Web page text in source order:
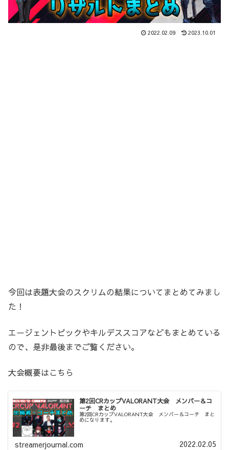
2022.02.09 2023.10.01
今回は表題大会のスクリムの結果についてまとめてみまし
た！
エージェントピックやキルデススコアなどもまとめている
ので、是非最後までご覧ください。
大会概要はこちら
第2回CRカップVALORANT大会 メンバー＆コ
ーチ まとめ
第2回CRカップVALORANT大会 メンバー＆コーチ まと
めになります。
streamerjournal.com 2022.02.05